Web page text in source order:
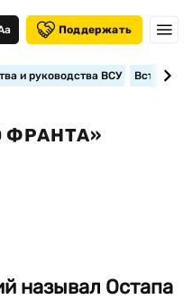
Поддержать
и руководства ВСУ
ФРАНТА»
называл Остапа